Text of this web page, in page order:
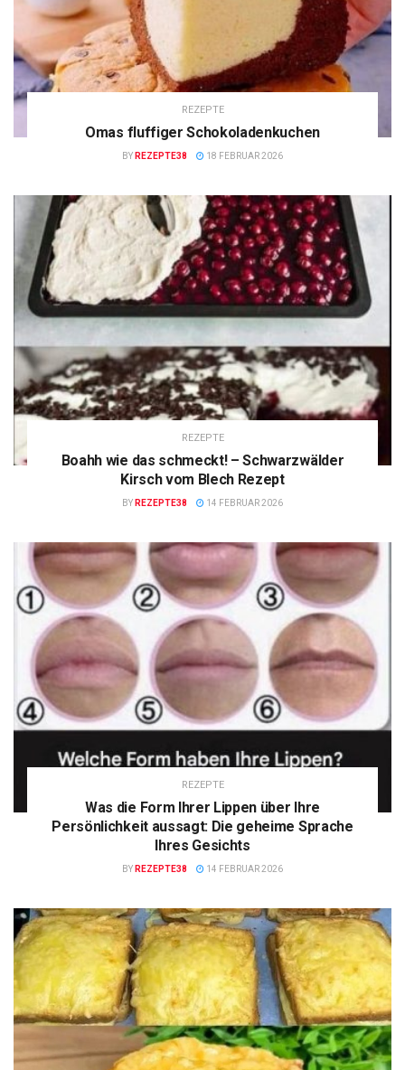
REZEPTE
Omas fluffiger Schokoladenkuchen
BY REZEPTE38 18 FEBRUAR 2026
REZEPTE
Boahh wie das schmeckt! – Schwarzwälder
Kirsch vom Blech Rezept
BY REZEPTE38 14 FEBRUAR 2026
REZEPTE
Was die Form Ihrer Lippen über Ihre
Persönlichkeit aussagt: Die geheime Sprache
Ihres Gesichts
BY REZEPTE38 14 FEBRUAR 2026